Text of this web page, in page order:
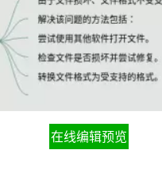
在线编辑预览